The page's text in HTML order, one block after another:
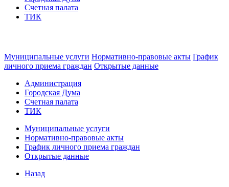
Счетная палата
ТИК
Муниципальные услуги Нормативно-правовые акты График
личного приема граждан Открытые данные
Администрация
Городская Дума
Счетная палата
ТИК
Муниципальные услуги
Нормативно-правовые акты
График личного приема граждан
Открытые данные
Назад